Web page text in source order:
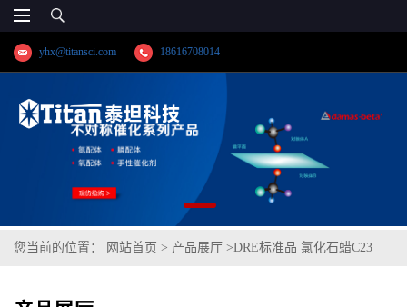
yhx@titansci.com 18616708014
您当前的位置： 网站首页 > 产品展厅 >DRE标准品 氯化石蜡C23